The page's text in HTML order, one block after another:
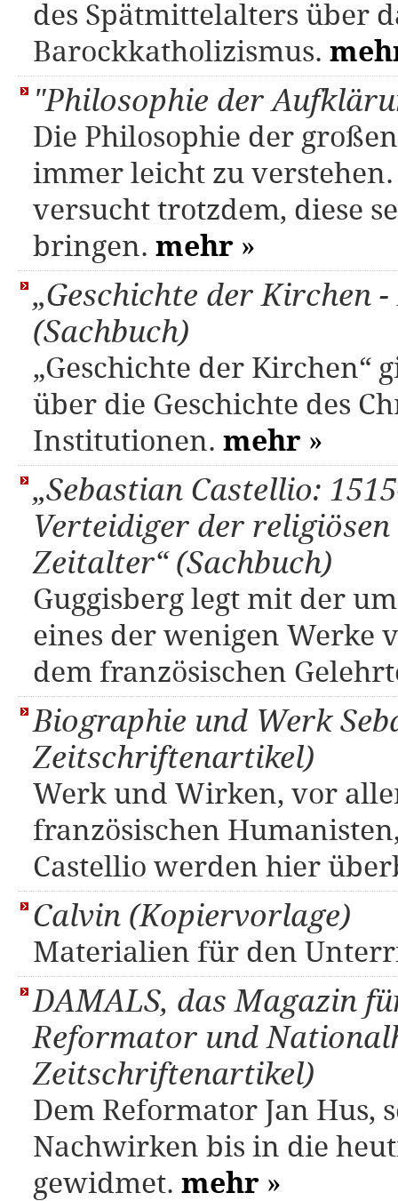
des Spätmittelalters über
Barockkatholizismus.
"Philosophie der
Die Philosophie der
immer leicht zu
versucht trotzdem, diese
bringen. mehr »
„Geschichte der Kirchen
(Sachbuch)
„Geschichte der
über die Geschichte des
Institutionen. mehr »
„Sebastian Castellio:
Verteidiger der
Zeitalter“ (Sachbuch)
Guggisberg legt mit der
eines der wenigen Werke
dem französischen
Biographie und Werk
Zeitschriftenartikel)
Werk und Wirken, vor
französischen
Castellio werden hier
Calvin (Kopiervorlage)
Materialien für den
DAMALS, das Magazin
Reformator und
Zeitschriftenartikel)
Dem Reformator Jan Hus,
Nachwirken bis in die
gewidmet. mehr »